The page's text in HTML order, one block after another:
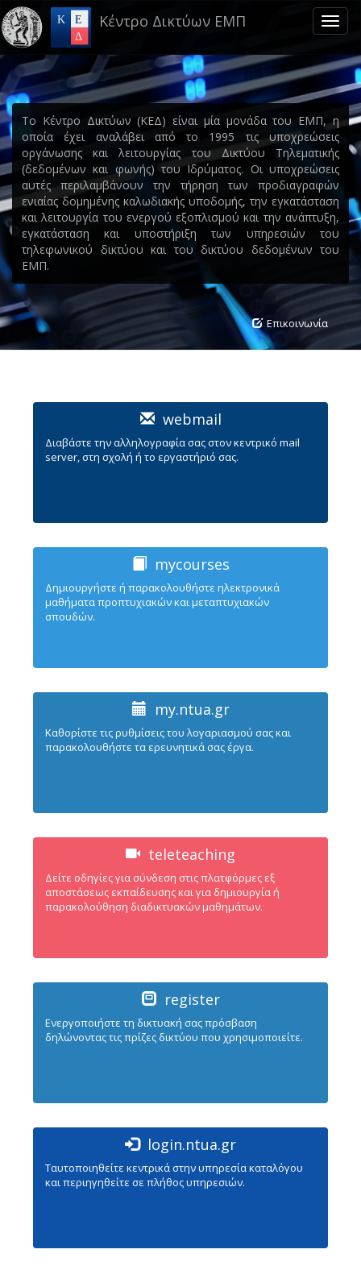
Skip
to
main
content
Κέντρο Δικτύων ΕΜΠ
Toggle
Το Κέντρο Δικτύων (ΚΕΔ) είναι μία μονάδα του ΕΜΠ, η
οποία έχει αναλάβει από το 1995 τις υποχρεώσεις
οργάνωσης και λειτουργίας του Δικτύου Τηλεματικής
(δεδομένων και φωνής) του Ιδρύματος. Οι υποχρεώσεις
αυτές περιλαμβάνουν την τήρηση των προδιαγραφών
ενιαίας δομημένης καλωδιακής υποδομής, την εγκατάσταση
και λειτουργία του ενεργού εξοπλισμού και την ανάπτυξη,
εγκατάσταση και υποστήριξη των υπηρεσιών του
τηλεφωνικού δικτύου και του δικτύου δεδομένων του
ΕΜΠ.
Επικοινωνία
webmail
Διαβάστε την αλληλογραφία σας στον κεντρικό mail
server, στη σχολή ή το εργαστήριό σας.
mycourses
Δημιουργήστε ή παρακολουθήστε ηλεκτρονικά
μαθήματα προπτυχιακών και μεταπτυχιακών
σπουδών.
my.ntua.gr
Καθορίστε τις ρυθμίσεις του λογαριασμού σας και
παρακολουθήστε τα ερευνητικά σας έργα.
teleteaching
Δείτε οδηγίες για σύνδεση στις πλατφόρμες εξ
αποστάσεως εκπαίδευσης και για δημιουργία ή
παρακολούθηση διαδικτυακών μαθημάτων.
register
Ενεργοπoιήστε τη δικτυακή σας πρόσβαση
δηλώνοντας τις πρίζες δικτύου που χρησιμοποιείτε.
login.ntua.gr
Ταυτοποιηθείτε κεντρικά στην υπηρεσία καταλόγου
και περιηγηθείτε σε πλήθος υπηρεσιών.